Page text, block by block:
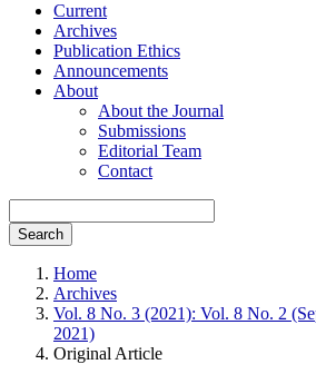
Current
Archives
Publication Ethics
Announcements
About
About the Journal
Submissions
Editorial Team
Contact
Search
Home
Archives
Vol. 8 No. 3 (2021): Vol. 8 No. 2
2021)
Original Article